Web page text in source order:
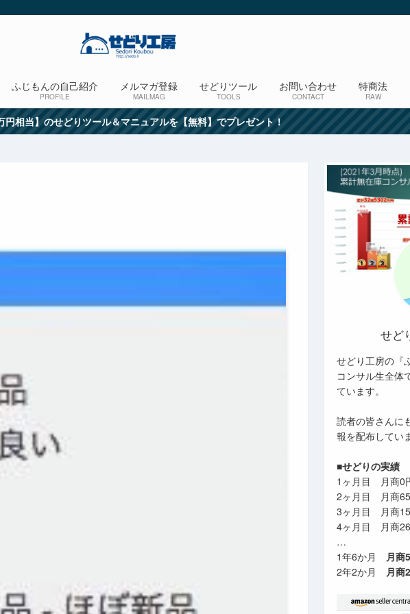
ふじもんの自己紹介
PROFILE
メルマガ登録
MAILMAG
せどりツール
TOOLS
お問い合わせ
CONTACT
特商法
RAW
円相当】のせどりツール＆マニュアルを【無料】でプレゼント！
せど
せどり工房の『
コンサル生全体
ています。
読者の皆さんに
報を配布してい
■せどりの実績
1ヶ月目 月商0
2ヶ月目 月商
3ヶ月目 月商
4ヶ月目 月商
…
1年6か月 月商
2年2か月 月商